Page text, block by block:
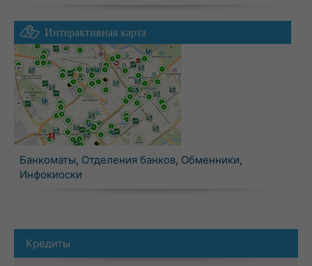
Интерактивная карта
Банкоматы, Отделения банков, Обменники,
Инфокиоски
Кредиты